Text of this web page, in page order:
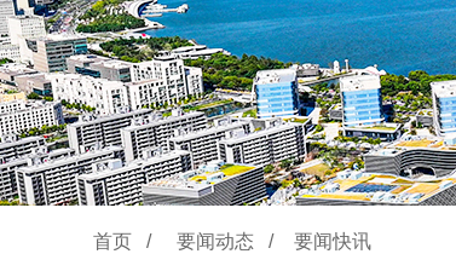
首页 / 要闻动态 / 要闻快讯